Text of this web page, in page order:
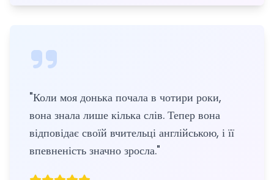
"Коли моя донька почала в чотири роки,
вона знала лише кілька слів. Тепер вона
відповідає своїй вчительці англійською, і її
впевненість значно зросла."